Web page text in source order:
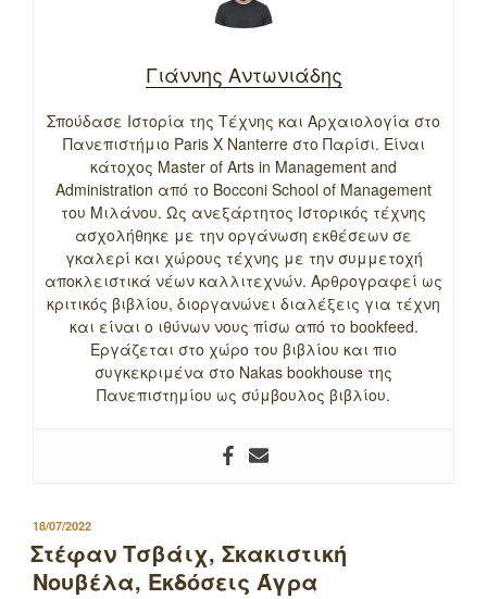
Γιάννης Αντωνιάδης
Σπούδασε Ιστορία της Τέχνης και Αρχαιολογία στο
Πανεπιστήμιο Paris X Nanterre στο Παρίσι. Είναι
κάτοχος Master of Arts in Management and
Administration από το Bocconi School of Management
του Μιλάνου. Ως ανεξάρτητος Ιστορικός τέχνης
ασχολήθηκε με την οργάνωση εκθέσεων σε
γκαλερί και χώρους τέχνης με την συμμετοχή
αποκλειστικά νέων καλλιτεχνών. Αρθρογραφεί ως
κριτικός βιβλίου, διοργανώνει διαλέξεις για τέχνη
και είναι ο ιθύνων νους πίσω από το bookfeed.
Εργάζεται στο χώρο του βιβλίου και πιο
συγκεκριμένα στο Nakas bookhouse της
Πανεπιστημίου ως σύμβουλος βιβλίου.
ΔΗΜΟΣΙΕΥΤΗΚΕ
ΣΤΙΣ
18/07/2022
Στέφαν Τσβάιχ, Σκακιστική
Νουβέλα, Εκδόσεις Άγρα